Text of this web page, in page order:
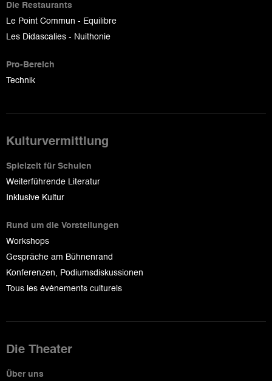
Die Restaurants
Le Point Commun - Equilibre
Les Didascalies - Nuithonie
Pro-Bereich
Technik
Kulturvermittlung
Spielzeit für Schulen
Weiterführende Literatur
Inklusive Kultur
Rund um die Vorstellungen
Workshops
Gespräche am Bühnenrand
Konferenzen, Podiumsdiskussionen
Tous les événements culturels
Die Theater
Über uns